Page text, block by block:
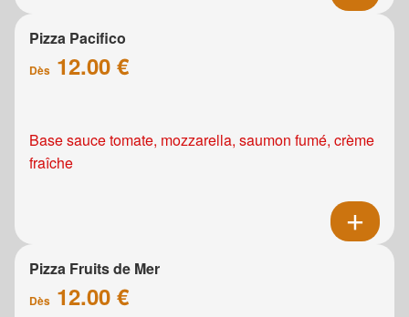
Pizza Pacifico
Dès 12.00 €
Base sauce tomate, mozzarella, saumon fumé, crème
fraîche
Pizza Fruits de Mer
Dès 12.00 €